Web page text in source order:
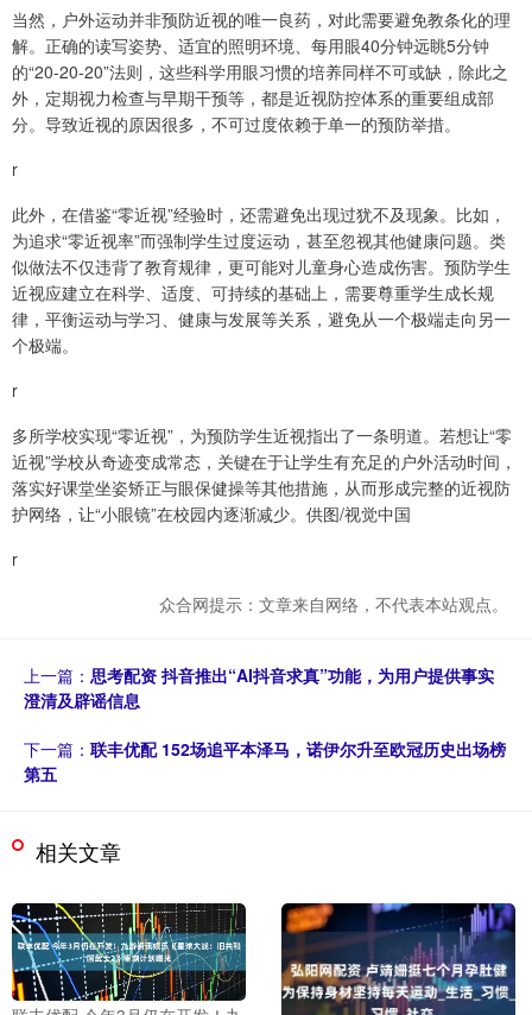
当然，户外运动并非预防近视的唯一良药，对此需要避免教条化的理
解。正确的读写姿势、适宜的照明环境、每用眼40分钟远眺5分钟
的“20-20-20”法则，这些科学用眼习惯的培养同样不可或缺，除此之
外，定期视力检查与早期干预等，都是近视防控体系的重要组成部
分。导致近视的原因很多，不可过度依赖于单一的预防举措。
r
此外，在借鉴“零近视”经验时，还需避免出现过犹不及现象。比如，
为追求“零近视率”而强制学生过度运动，甚至忽视其他健康问题。类
似做法不仅违背了教育规律，更可能对儿童身心造成伤害。预防学生
近视应建立在科学、适度、可持续的基础上，需要尊重学生成长规
律，平衡运动与学习、健康与发展等关系，避免从一个极端走向另一
个极端。
r
多所学校实现“零近视”，为预防学生近视指出了一条明道。若想让“零
近视”学校从奇迹变成常态，关键在于让学生有充足的户外活动时间，
落实好课堂坐姿矫正与眼保健操等其他措施，从而形成完整的近视防
护网络，让“小眼镜”在校园内逐渐减少。供图/视觉中国
r
众合网提示：文章来自网络，不代表本站观点。
上一篇： 思考配资 抖音推出“AI抖音求真”功能，为用户提供事实
澄清及辟谣信息
下一篇： 联丰优配 152场追平本泽马，诺伊尔升至欧冠历史出场榜
第五
相关文章